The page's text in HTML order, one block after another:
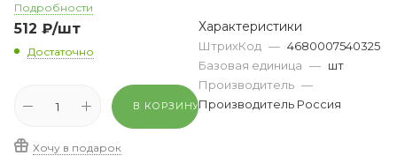
Подробности
512 ₽/шт
Достаточно
В КОРЗИНУ
Хочу в подарок
Характеристики
ШтрихКод — 4680007540325
Базовая единица — шт
Производитель —
Производитель Россия